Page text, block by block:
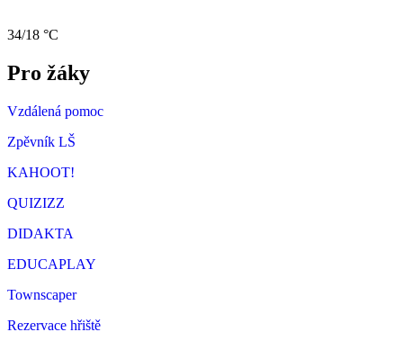
34/18 °C
Pro žáky
Vzdálená pomoc
Zpěvník LŠ
KAHOOT!
QUIZIZZ
DIDAKTA
EDUCAPLAY
Townscaper
Rezervace hřiště